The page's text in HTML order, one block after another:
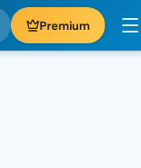
Premium